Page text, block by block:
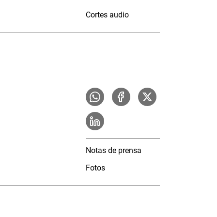
Cortes audio
Notas de prensa
Fotos